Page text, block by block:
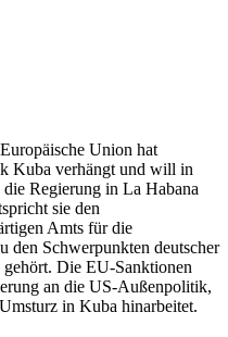
Union hat
Kuba verhängt und will in
Regierung in La Habana
sie den
Amts für die
den Schwerpunkten deutscher
Die EU-Sanktionen
an die US-Außenpolitik,
in Kuba hinarbeitet.